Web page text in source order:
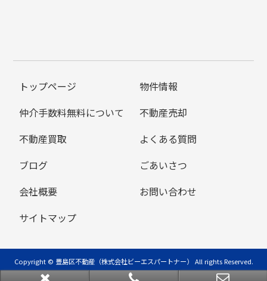
トップページ
物件情報
仲介手数料無料について
不動産売却
不動産買取
よくある質問
ブログ
ごあいさつ
会社概要
お問い合わせ
サイトマップ
Copyright © 豊島区不動産（株式会社ビーエスパートナー） All rights Reserved.
powered by 不動産クラウドオフィス